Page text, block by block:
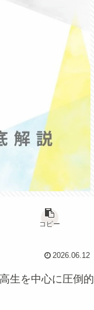
コピー
2026.06.12
生を中心に圧倒的